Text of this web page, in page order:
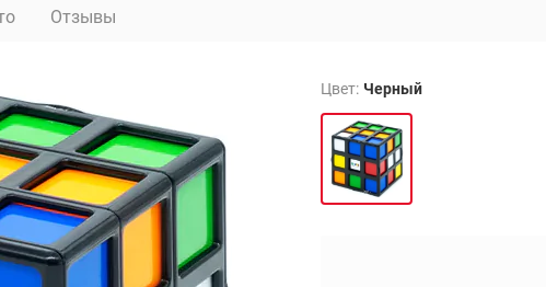
Отзывы
Цвет: Черный